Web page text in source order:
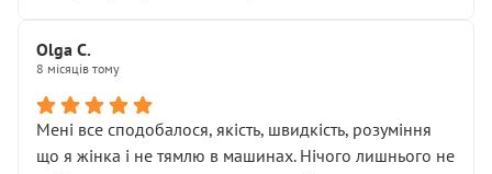
Стосовно комунікації - все добре
Olga С.
8 місяців тому
Мені все сподобалося, якість, швидкість, розуміння
що я жінка і не тямлю в машинах. Нічого лишнього не